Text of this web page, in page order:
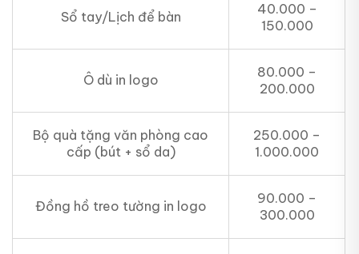
Sổ tay/Lịch để bàn
40.000 –
150.000
Ô dù in logo
80.000 –
200.000
Bộ quà tặng văn phòng cao
cấp (bút + sổ da)
250.000 –
1.000.000
Đồng hồ treo tường in logo
90.000 –
300.000